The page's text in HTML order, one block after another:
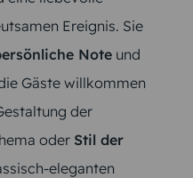
Ereignis. Sie
Note und
Gäste willkommen
der
oder Stil der
eleganten